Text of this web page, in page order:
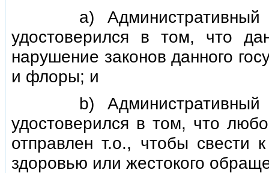
а) Административный
удостоверился в том, что
нарушение законов данного
и флоры; и
b) Административный
удостоверился в том, что
отправлен т.о., чтобы свести
здоровью или жестокого